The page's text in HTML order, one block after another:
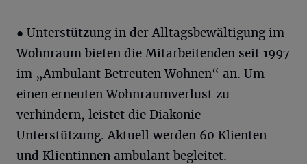
● Unterstützung in der Alltagsbewältigung im
Wohnraum bieten die Mitarbeitenden seit 1997
im „Ambulant Betreuten Wohnen“ an. Um
einen erneuten Wohnraumverlust zu
verhindern, leistet die Diakonie
Unterstützung. Aktuell werden 60 Klienten
und Klientinnen ambulant begleitet.